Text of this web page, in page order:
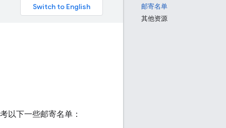
邮寄名单
其他资源
以下一些邮寄名单：